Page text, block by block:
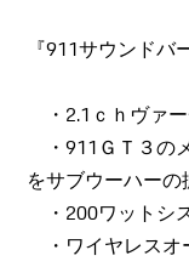
『911サウンドバ
・2.1ｃｈヴァ
・911ＧＴ３の
をサブウーハー
・200ワットシ
・ワイヤレスオ